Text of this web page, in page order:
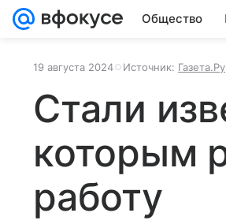
Общество
19 августа 2024 Источник: Газета.Ру
Стали
которым
работу